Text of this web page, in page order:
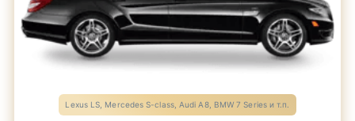
Lexus LS, Mercedes S-class, Audi A8, BMW 7 Series и т.п.